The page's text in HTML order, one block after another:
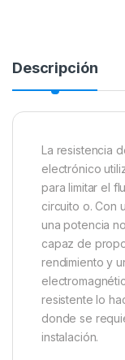
Descripción
La resistencia
electrónico
para limitar el
circuito o. Con
una potencia
capaz de
rendimiento y
resistente lo
donde se
instalación.